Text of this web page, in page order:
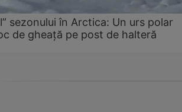
sezonului în Arctica: Un urs polar
de gheață pe post de halteră